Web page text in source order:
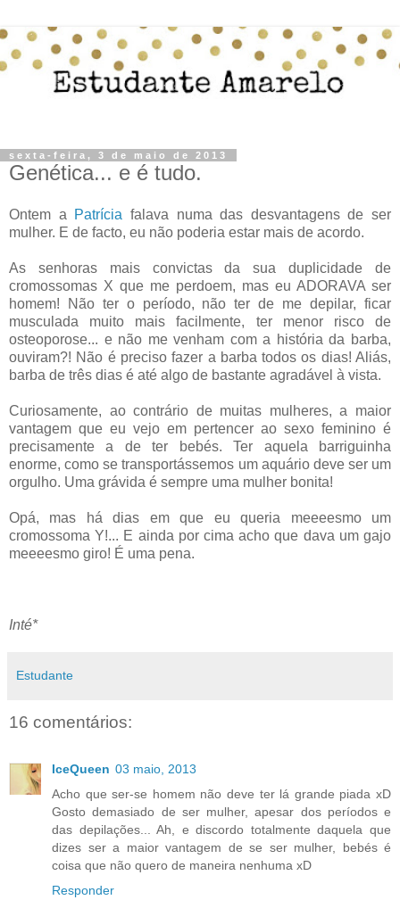
sexta-feira, 3 de maio de 2013
Genética... e é tudo.
Ontem a Patrícia falava numa das desvantagens de ser
mulher. E de facto, eu não poderia estar mais de acordo.
As senhoras mais convictas da sua duplicidade de
cromossomas X que me perdoem, mas eu ADORAVA ser
homem! Não ter o período, não ter de me depilar, ficar
musculada muito mais facilmente, ter menor risco de
osteoporose... e não me venham com a história da barba,
ouviram?! Não é preciso fazer a barba todos os dias! Aliás,
barba de três dias é até algo de bastante agradável à vista.
Curiosamente, ao contrário de muitas mulheres, a maior
vantagem que eu vejo em pertencer ao sexo feminino é
precisamente a de ter bebés. Ter aquela barriguinha
enorme, como se transportássemos um aquário deve ser um
orgulho. Uma grávida é sempre uma mulher bonita!
Opá, mas há dias em que eu queria meeeesmo um
cromossoma Y!... E ainda por cima acho que dava um gajo
meeeesmo giro! É uma pena.
Inté*
Estudante
16 comentários:
IceQueen 03 maio, 2013
Acho que ser-se homem não deve ter lá grande piada xD
Gosto demasiado de ser mulher, apesar dos períodos e
das depilações... Ah, e discordo totalmente daquela que
dizes ser a maior vantagem de se ser mulher, bebés é
coisa que não quero de maneira nenhuma xD
Responder